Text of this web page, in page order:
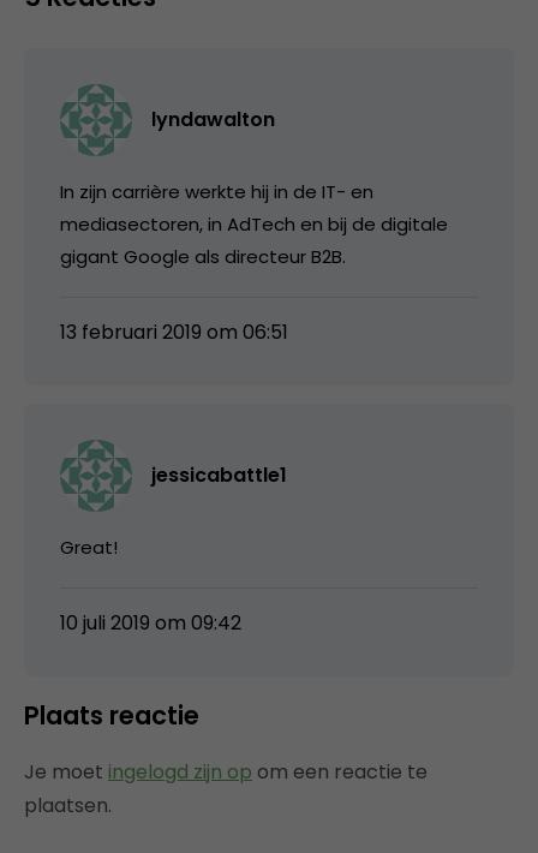
lyndawalton
In zijn carrière werkte hij in de IT- en
mediasectoren, in AdTech en bij de digitale
gigant Google als directeur B2B.
13 februari 2019 om 06:51
jessicabattle1
Great!
10 juli 2019 om 09:42
Plaats reactie
Je moet ingelogd zijn op om een reactie te
plaatsen.